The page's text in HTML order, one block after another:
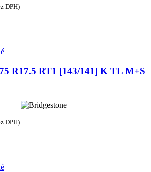
DPH)
R17.5 RT1 [143/141] K TL M+S
DPH)